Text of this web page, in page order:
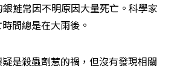
鮭常因不明原因大量死亡。科學家
間總是在大雨後。
是殺蟲劑惹的禍，但沒有發現相關